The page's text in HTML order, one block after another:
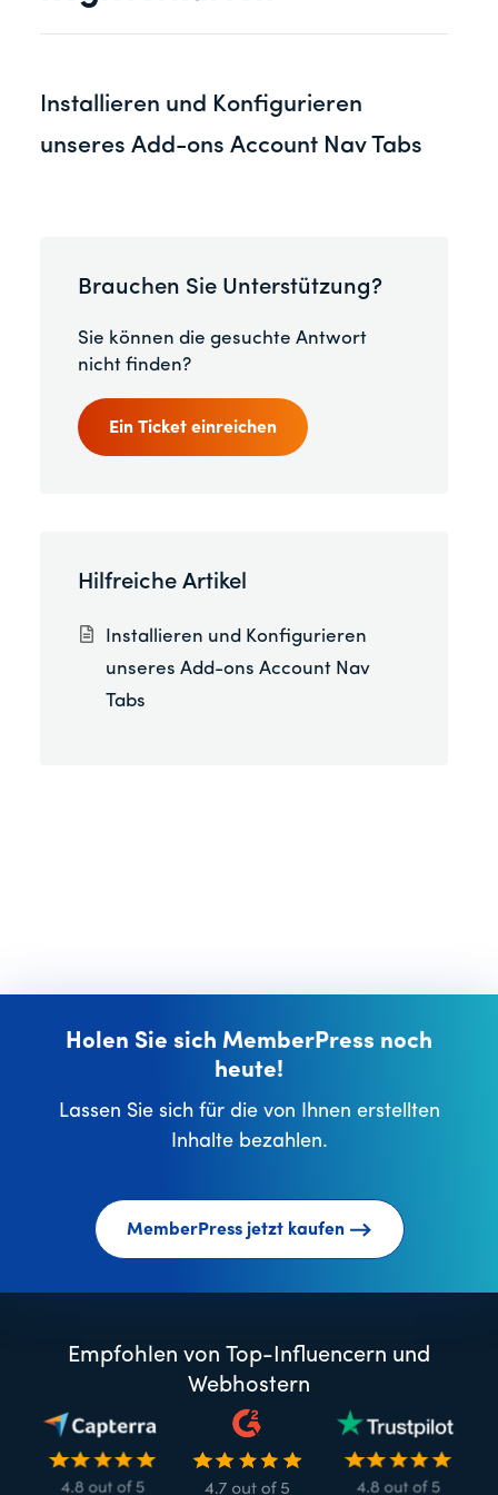
Installieren und Konfigurieren
unseres Add-ons Account Nav Tabs
Brauchen Sie Unterstützung?
Sie können die gesuchte Antwort
nicht finden?
Ein Ticket einreichen
Hilfreiche Artikel
Installieren und Konfigurieren
unseres Add-ons Account Nav
Tabs
Holen Sie sich MemberPress noch
heute!
Lassen Sie sich für die von Ihnen erstellten
Inhalte bezahlen.
MemberPress jetzt kaufen
Empfohlen von Top-Influencern und
Webhostern